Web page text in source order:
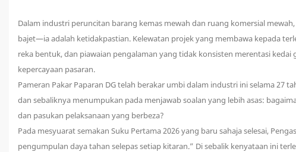
Dalam industri peruncitan barang kemas mewah dan ruang komersial
bajet—ia adalah ketidakpastian. Kelewatan projek yang membawa kepada
reka bentuk, dan piawaian pengalaman yang tidak konsisten merentasi
kepercayaan pasaran.
Pameran Pakar Paparan DG telah berakar umbi dalam industri ini selama
dan sebaliknya menumpukan pada menjawab soalan yang lebih asas:
dan pasukan pelaksanaan yang berbeza?
Pada mesyuarat semakan Suku Pertama 2026 yang baru sahaja selesai,
pengumpulan daya tahan selepas setiap kitaran.” Di sebalik kenyataan ini